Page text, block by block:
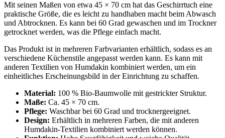
Mit seinen Maßen von etwa 45 × 70 cm hat das Geschirrtuch eine
praktische Größe, die es leicht zu handhaben macht beim Abwasch
und Abtrocknen. Es kann bei 60 Grad gewaschen und im Trockner
getrocknet werden, was die Pflege einfach macht.
Das Produkt ist in mehreren Farbvarianten erhältlich, sodass es an
verschiedene Küchenstile angepasst werden kann. Es kann mit
anderen Textilien von Humdakin kombiniert werden, um ein
einheitliches Erscheinungsbild in der Einrichtung zu schaffen.
Material: 100 % Bio-Baumwolle mit gestrickter Struktur.
Maße: Ca. 45 × 70 cm.
Pflege: Waschbar bei 60 Grad und trocknergeeignet.
Design: Erhältlich in mehreren Farben, die mit anderen
Humdakin-Textilien kombiniert werden können.